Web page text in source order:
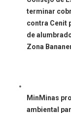
terminar
contra Cenit
de
Zona
MinMinas
ambiental